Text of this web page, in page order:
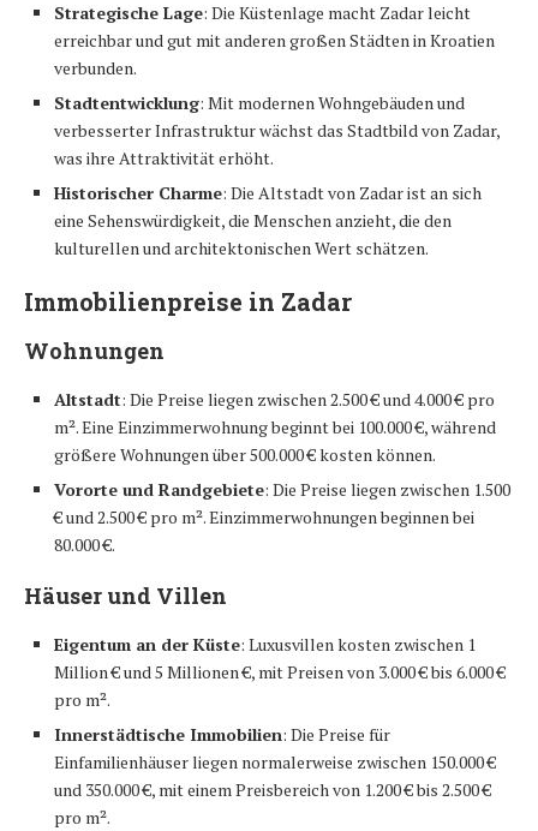
Strategische Lage: Die Küstenlage macht Zadar leicht
erreichbar und gut mit anderen großen Städten in Kroatien
verbunden.
Stadtentwicklung: Mit modernen Wohngebäuden und
verbesserter Infrastruktur wächst das Stadtbild von Zadar,
was ihre Attraktivität erhöht.
Historischer Charme: Die Altstadt von Zadar ist an sich
eine Sehenswürdigkeit, die Menschen anzieht, die den
kulturellen und architektonischen Wert schätzen.
Immobilienpreise in Zadar
Wohnungen
Altstadt: Die Preise liegen zwischen 2.500 € und 4.000 € pro
m². Eine Einzimmerwohnung beginnt bei 100.000 €, während
größere Wohnungen über 500.000 € kosten können.
Vororte und Randgebiete: Die Preise liegen zwischen 1.500
€ und 2.500 € pro m². Einzimmerwohnungen beginnen bei
80.000 €.
Häuser und Villen
Eigentum an der Küste: Luxusvillen kosten zwischen 1
Million € und 5 Millionen €, mit Preisen von 3.000 € bis 6.000 €
pro m².
Innerstädtische Immobilien: Die Preise für
Einfamilienhäuser liegen normalerweise zwischen 150.000 €
und 350.000 €, mit einem Preisbereich von 1.200 € bis 2.500 €
pro m².